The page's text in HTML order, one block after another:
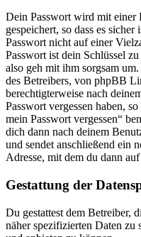
Dein Passwort wird mit einer
gespeichert, so dass es
Passwort nicht auf einer
Passwort ist dein Schlüssel
also geh mit ihm sorgsam
des Betreibers, von phpBB
berechtigterweise nach
Passwort vergessen haben,
mein Passwort vergessen“
dich dann nach deinem
und sendet anschließend ein
Adresse, mit dem du dann
Gestattung der
Du gestattest dem Betreiber,
näher spezifizierten Daten zu